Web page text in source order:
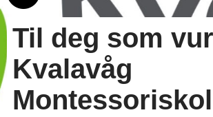
Til deg som
Kvalavåg